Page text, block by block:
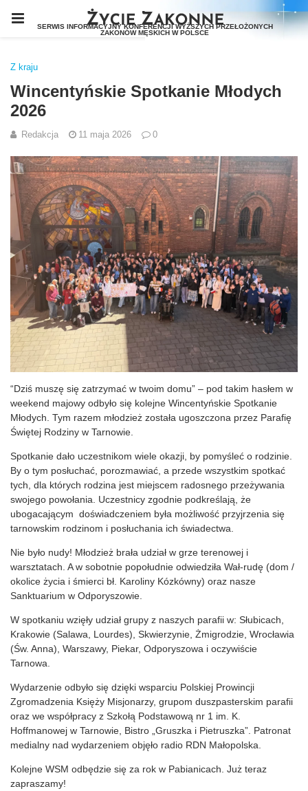
Z kraju
Wincentyńskie Spotkanie Młodych
2026
Redakcja 11 maja 2026 0
“Dziś muszę się zatrzymać w twoim domu” – pod takim hasłem w
weekend majowy odbyło się kolejne Wincentyńskie Spotkanie
Młodych. Tym razem młodzież została ugoszczona przez Parafię
Świętej Rodziny w Tarnowie.
Spotkanie dało uczestnikom wiele okazji, by pomyśleć o rodzinie.
By o tym posłuchać, porozmawiać, a przede wszystkim spotkać
tych, dla których rodzina jest miejscem radosnego przeżywania
swojego powołania. Uczestnicy zgodnie podkreślają, że
ubogacającym doświadczeniem była możliwość przyjrzenia się
tarnowskim rodzinom i posłuchania ich świadectwa.
Nie było nudy! Młodzież brała udział w grze terenowej i
warsztatach. A w sobotnie popołudnie odwiedziła Wał-rudę (dom /
okolice życia i śmierci bł. Karoliny Kózkówny) oraz nasze
Sanktuarium w Odporyszowie.
W spotkaniu wzięły udział grupy z naszych parafii w: Słubicach,
Krakowie (Salawa, Lourdes), Skwierzynie, Żmigrodzie, Wrocławia
(Św. Anna), Warszawy, Piekar, Odporyszowa i oczywiście
Tarnowa.
Wydarzenie odbyło się dzięki wsparciu Polskiej Prowincji
Zgromadzenia Księży Misjonarzy, grupom duszpasterskim parafii
oraz we współpracy z Szkołą Podstawową nr 1 im. K.
Hoffmanowej w Tarnowie, Bistro „Gruszka i Pietruszka”. Patronat
medialny nad wydarzeniem objęło radio RDN Małopolska.
Kolejne WSM odbędzie się za rok w Pabianicach. Już teraz
zapraszamy!